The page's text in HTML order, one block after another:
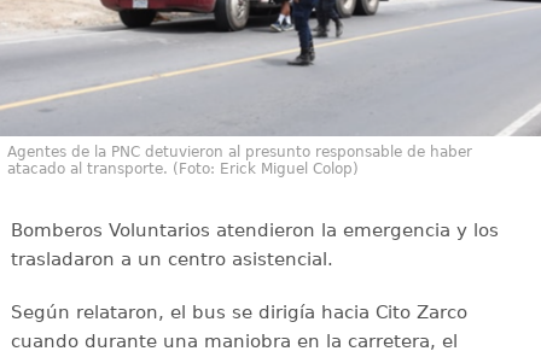
Agentes de la PNC detuvieron al presunto responsable de haber
atacado al transporte. (Foto: Erick Miguel Colop)
Bomberos Voluntarios atendieron la emergencia y los
trasladaron a un centro asistencial.
Según relataron, el bus se dirigía hacia Cito Zarco
cuando durante una maniobra en la carretera, el